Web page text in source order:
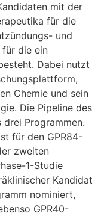
mit der
für die
und
für die ein
Dabei nutzt
Chemie und sein
Die Pipeline des
Programmen.
für den GPR84-
zweiten
1-Studie
Kandidat
nominiert,
GPR40-